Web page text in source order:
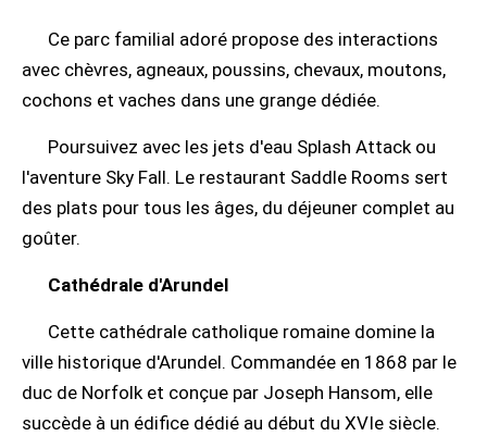
Ce parc familial adoré propose des interactions
avec chèvres, agneaux, poussins, chevaux, moutons,
cochons et vaches dans une grange dédiée.
Poursuivez avec les jets d'eau Splash Attack ou
l'aventure Sky Fall. Le restaurant Saddle Rooms sert
des plats pour tous les âges, du déjeuner complet au
goûter.
Cathédrale d'Arundel
Cette cathédrale catholique romaine domine la
ville historique d'Arundel. Commandée en 1868 par le
duc de Norfolk et conçue par Joseph Hansom, elle
succède à un édifice dédié au début du XVIe siècle.